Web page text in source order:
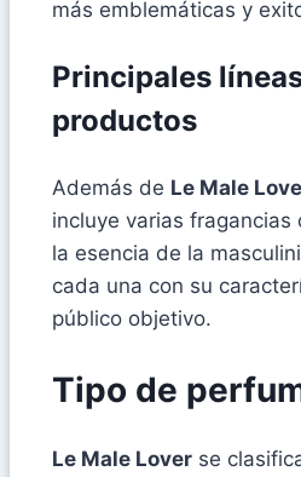
más emblemáticas y
Principales
productos
Además de Le Male
incluye varias fragancias
la esencia de la
cada una con su
público objetivo.
Tipo de
Le Male Lover se